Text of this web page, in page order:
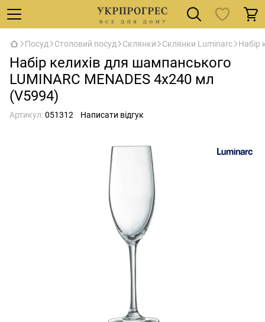
Посуд Столовий посуд Склянки Склянки Luminarc Набір
Набір келихів для шампанського
LUMINARC MENADES 4х240 мл
(V5994)
Артикул:051312 Написати відгук